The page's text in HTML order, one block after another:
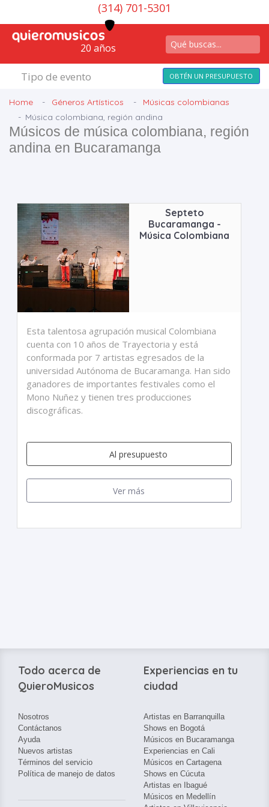
(314) 701-5301
20 años
Tipo de evento OBTÉN UN PRESUPUESTO
Home Géneros Artísticos
Músicas colombianas
Música colombiana, región andina
Músicos de música colombiana, región
andina en Bucaramanga
Septeto
Bucaramanga -
Música Colombiana
Esta talentosa agrupación musical Colombiana
cuenta con 10 años de Trayectoria y está
conformada por 7 artistas egresados de la
universidad Autónoma de Bucaramanga. Han sido
ganadores de importantes festivales como el
Mono Nuñez y tienen tres producciones
discográficas.
Al presupuesto
Ver más
Todo acerca de
QuieroMusicos
Nosotros
Contáctanos
Ayuda
Nuevos artistas
Términos del servicio
Política de manejo de datos
Experiencias en tu
ciudad
Artistas en Barranquilla
Shows en Bogotá
Músicos en Bucaramanga
Experiencias en Cali
Músicos en Cartagena
Shows en Cúcuta
Artistas en Ibagué
Músicos en Medellín